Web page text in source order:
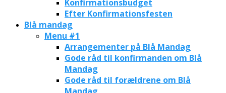
Konfirmationsbudget
Efter Konfirmationsfesten
Blå mandag
Menu #1
Arrangementer på Blå Mandag
Gode råd til konfirmanden om Blå
Mandag
Gode råd til forældrene om Blå